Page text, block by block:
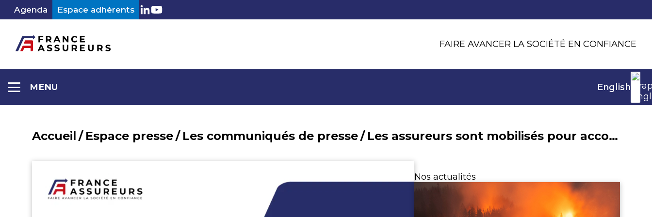
AllerAgenda Espace adhérents LinkedIn
Youtube
FAIRE AVANCER LA SOCIÉTÉ EN CONFIANCE
MENU English
Accueil / Espace presse/ Les communiqués de presse/ Les assureurs sont mobilisés pour accompagner les sinistrés touchés par les intempéries
Nos actualités